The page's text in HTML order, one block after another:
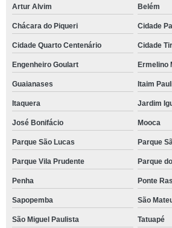
Artur Alvim Belém
Chácara do Piqueri Cidade
Cidade Quarto Centenário Cidade
Engenheiro Goulart Ermelino
Guaianases Itaim
Itaquera Jardim
José Bonifácio Mooca
Parque São Lucas Parque
Parque Vila Prudente Parque
Penha Ponte
Sapopemba São
São Miguel Paulista Tatuapé